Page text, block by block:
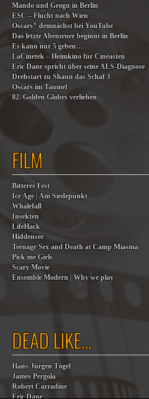
Mando und Grogu in Berlin
ESC – Flucht nach Wien
Oscars® demnächst bei YouTube
Das letzte Abenteuer beginnt in Berlin
Es kann nur 5 geben…
LaCinetek – Heimkino für Cinéasten
Eric Dane spricht über seine ALS-Diagnose
Drehstart zu Shaun das Schaf 3
Oscars im Taumel
82. Golden Globes verliehen
FILM
Bitteres Fest
Ice Age | Am Siedepunkt
Whalefall
Insekten
LifeHack
Hiddensee
Teenage Sex and Death at Camp Miasma
Pick me Girls
Scary Movie
Ensemble Modern | Why we play
DEAD LIKE…
Hans-Jürgen Tögel
James Pergola
Robert Carradine
Eric Dane